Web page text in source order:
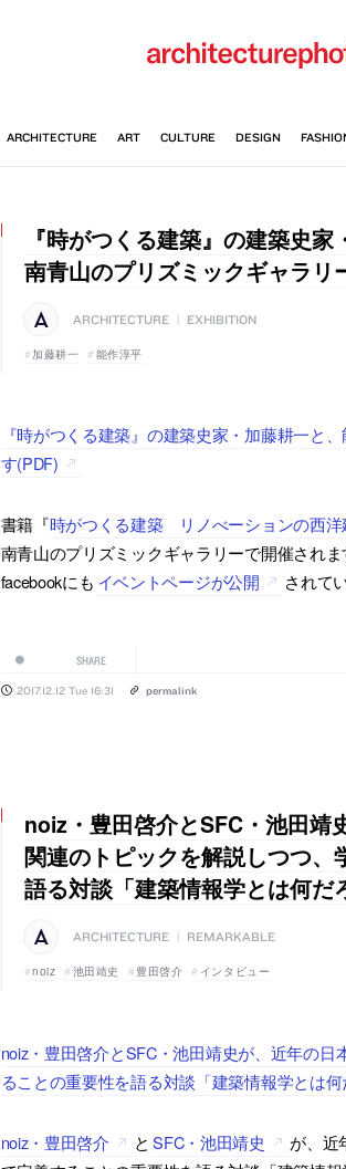
『時がつくる建築』の建築史
南青山のプリズミックギャラリ
ARCHITECTURE | EXHIBITION
加藤耕一 能作淳平
『時がつくる建築』の建築史家・加藤耕一と
す(PDF)
書籍『時がつくる建築 リノべーションの西洋
南青山のプリズミックギャラリーで開催され
facebookにも イベントページが公開 されて
SHARE
2017.12.12 Tue 16:31 permalink
noiz・豊田啓介とSFC・池田靖
関連のトピックを解説しつつ
語る対談「建築情報学とは何だ
ARCHITECTURE REMARKABLE
noiz 池田靖史 豊田啓介 インタビュー
noiz・豊田啓介とSFC・池田靖史が、近年の
ることの重要性を語る対談「建築情報学とは
noiz・豊田啓介 と SFC・池田靖史
が、近